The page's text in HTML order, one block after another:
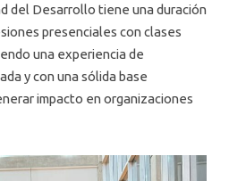
del Desarrollo tiene una duración
presenciales con clases
una experiencia de
y con una sólida base
impacto en organizaciones